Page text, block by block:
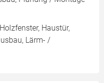
Haustür,
Lärm- /